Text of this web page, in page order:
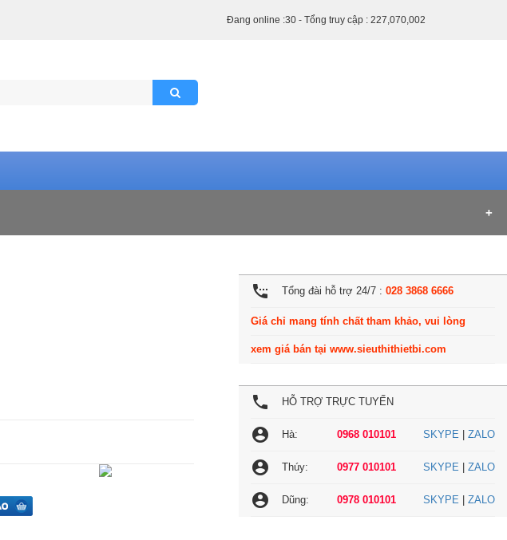
settings_phone Tổng đài hỗ trợ 24/7 :028 3868 6666
Giá chỉ mang tính chất tham khảo, vui lòng
xem giá bán tại www.sieuthithietbi.com
local_phone HỖ TRỢ TRỰC TUYẾN
account_circle Hà: 0968 010101 SKYPE ZALO
account_circle Thúy: 0977 010101 SKYPE ZALO
account_circle Dũng: 0978 010101 SKYPE ZALO
Đang online :30 - Tổng truy cập : 227,070,002